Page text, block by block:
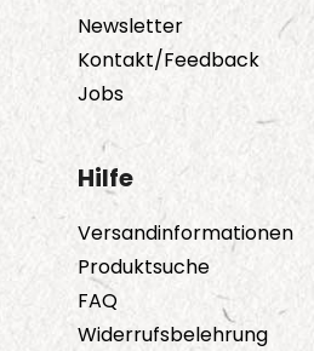
Newsletter
Kontakt/Feedback
Jobs
Hilfe
Versandinformationen
Produktsuche
FAQ
Widerrufsbelehrung